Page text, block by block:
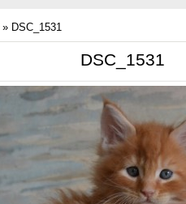
» DSC_1531
DSC_1531